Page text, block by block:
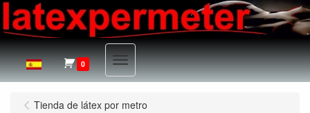
0 Menu
Tienda de látex por metro